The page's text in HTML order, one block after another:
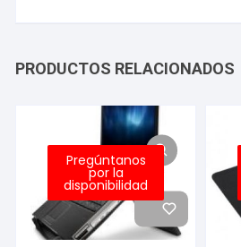
PRODUCTOS RELACIONADOS
Pregúntanos
por la
disponibilidad